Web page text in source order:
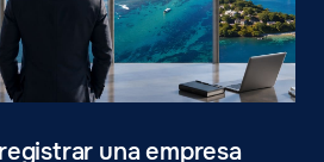
una empresa